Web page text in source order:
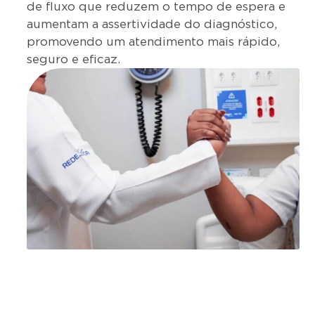
de fluxo que reduzem o tempo de espera e
aumentam a assertividade do diagnóstico,
promovendo um atendimento mais rápido,
seguro e eficaz.